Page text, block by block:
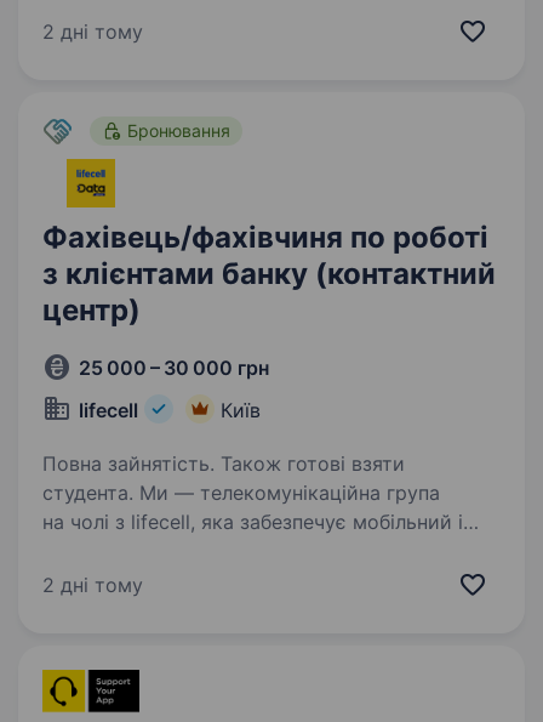
планів продажу мобільних і фіксованих послуг
2 дні тому
Бронювання
Фахівець/фахівчиня по роботі
з клієнтами банку (контактний
центр)
25 000 – 30 000 грн
lifecell
Київ
Повна зайнятість. Також готові взяти
студента. Ми — телекомунікаційна група
на чолі з lifecell, яка забезпечує мобільний і
та цифрові сервіси для мільйонів українців.
2 дні тому